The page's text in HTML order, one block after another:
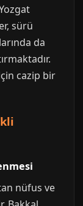
sürü
da
cazip bir
nüfus ve